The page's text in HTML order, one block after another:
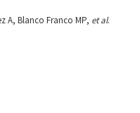
A, Blanco Franco MP, et al.